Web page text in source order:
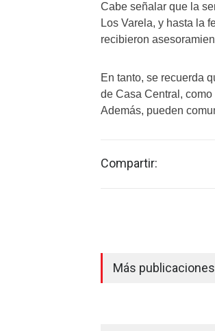
Cabe señalar que la
Los Varela, y hasta la
recibieron
En tanto, se recuerda
de Casa Central,
Además, pueden
Compartir:
Más publicaciones